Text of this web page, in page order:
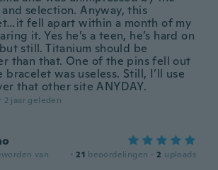
selection. Anyway, this
fell apart within a month of my
it. Yes he’s a teen, he’s hard on
still. Titanium should be
than that. One of the pins fell out
bracelet was useless. Still, I’ll use
that other site ANYDAY.
2 jaar geleden
van
· 21 beoordelingen · 2 uploads